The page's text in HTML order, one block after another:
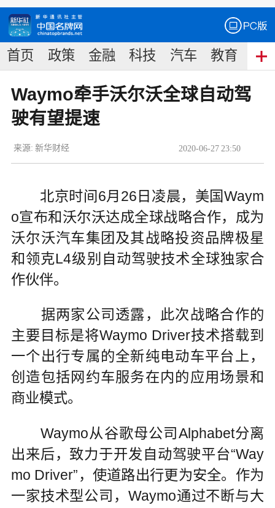
首页 政策 金融 科技 汽车 教育 食
Waymo牵手沃尔沃全球自动驾
驶有望提速
2020-06-27 23:50
来源: 新华财经
北京时间6月26日凌晨，美国Waym
o宣布和沃尔沃达成全球战略合作，成为
沃尔沃汽车集团及其战略投资品牌极星
和领克L4级别自动驾驶技术全球独家合
作伙伴。
据两家公司透露，此次战略合作的
主要目标是将Waymo Driver技术搭载到
一个出行专属的全新纯电动车平台上，
创造包括网约车服务在内的应用场景和
商业模式。
Waymo从谷歌母公司Alphabet分离
出来后，致力于开发自动驾驶平台“Way
mo Driver”，使道路出行更为安全。作为
一家技术型公司，Waymo通过不断与大